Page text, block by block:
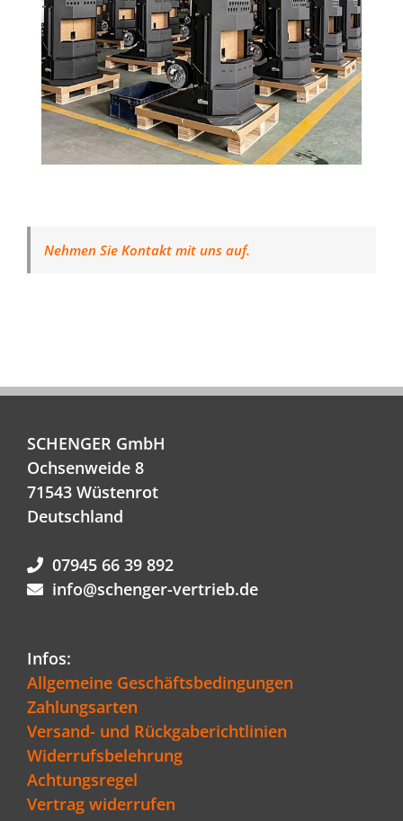
Nehmen Sie Kontakt mit uns auf.
SCHENGER GmbH
Ochsenweide 8
71543 Wüstenrot
Deutschland
07945 66 39 892
info@schenger-vertrieb.de
Infos:
Allgemeine Geschäftsbedingungen
Zahlungsarten
Versand- und Rückgaberichtlinien
Widerrufsbelehrung
Achtungsregel
Vertrag widerrufen